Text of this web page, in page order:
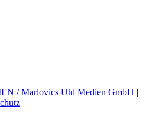
/ Marlovics Uhl Medien GmbH |